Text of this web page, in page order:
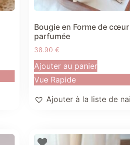
Bougie en Forme de
parfumée
38.90 €
Ajouter au panier
Vue Rapide
Ajouter à la liste de